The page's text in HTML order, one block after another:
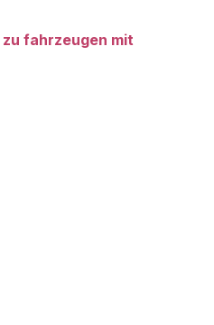
fahrzeugen mit